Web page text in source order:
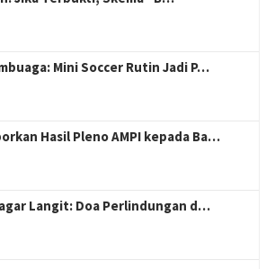
Mini Soccer Rutin Jadi P…
Hasil Pleno AMPI kepada Ba…
Langit: Doa Perlindungan d…